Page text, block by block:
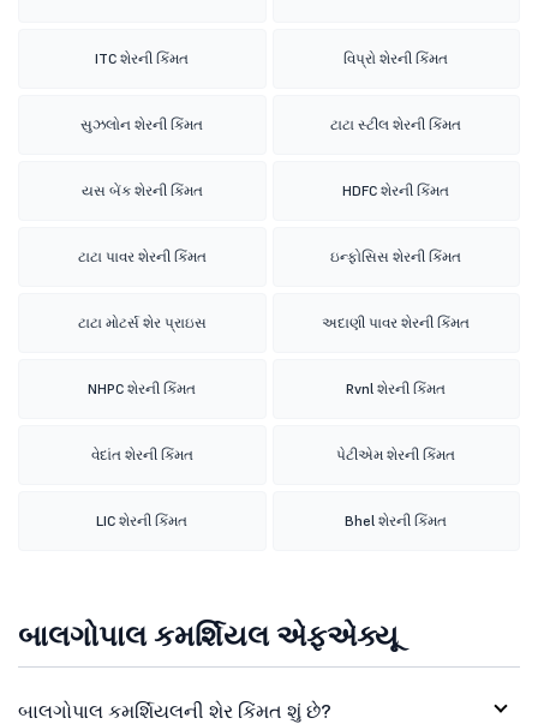
ITC શેરની કિંમત વિપ્રો શેરની કિંમત
સુઝલોન શેરની કિંમત ટાટા સ્ટીલ શેરની કિંમત
યસ બેંક શેરની કિંમત HDFC શેરની કિંમત
ટાટા પાવર શેરની કિંમત ઇન્ફોસિસ શેરની કિંમત
ટાટા મોટર્સ શેર પ્રાઇસ અદાણી પાવર શેરની કિંમત
NHPC શેરની કિંમત Rvnl શેરની કિંમત
વેદાંત શેરની કિંમત પેટીએમ શેરની કિંમત
LIC શેરની કિંમત Bhel શેરની કિંમત
બાલગોપાલ કમર્શિયલ એફએક્યૂ
બાલગોપાલ કમર્શિયલની શેર કિંમત શું છે?